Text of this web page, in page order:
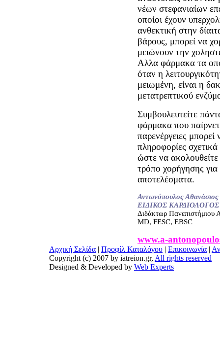
νέων στεφανιαίων
οποίοι έχουν
ανθεκτική στην
βάρους, μπορεί να
μειώνουν την
Αλλα φάρμακα τα
όταν η
μειωμένη, είναι η
μετατρεπτικού
Συμβουλευτείτε
φάρμακα που
παρενέργειες
πληροφορίες
ώστε να
τρόπο χορήγησης
αποτελέσματα.
Αντωνόπουλος Αθανάσιος
ΕΙΔΙΚΟΣ ΚΑΡΔΙΟΛΟΓΟΣ
Διδάκτωρ Πανεπιστήμιου
MD, FESC, ΕBSC
www.a-
Αρχική Σελίδα | Προφίλ Καταλόγου | Επικοινωνία |
Copyright (c) 2007 by iatreion.gr, All rights reserved
Designed & Developed by Web Experts